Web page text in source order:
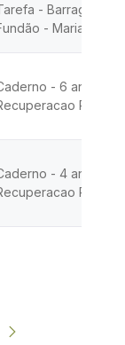
- Barragem de
- Mariana -
- 6 anos
Rio
- 4 anos
Rio